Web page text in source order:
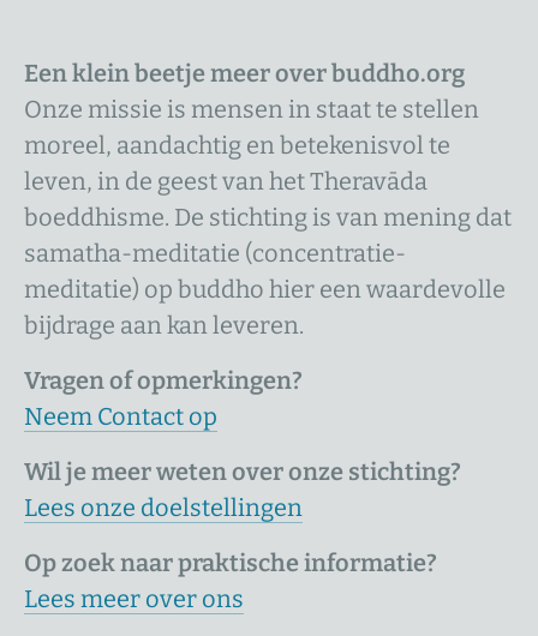
Een klein beetje meer over buddho.org
Onze missie is mensen in staat te stellen
moreel, aandachtig en betekenisvol te
leven, in de geest van het Theravāda
boeddhisme. De stichting is van mening dat
samatha-meditatie (concentratie-
meditatie) op buddho hier een waardevolle
bijdrage aan kan leveren.
Vragen of opmerkingen?
Neem Contact op
Wil je meer weten over onze stichting?
Lees onze doelstellingen
Op zoek naar praktische informatie?
Lees meer over ons